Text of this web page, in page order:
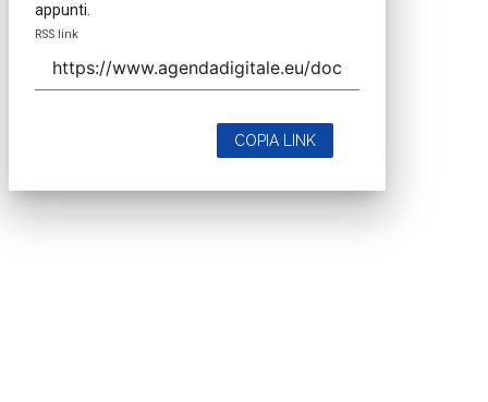
appunti.
RSS link
COPIA LINK